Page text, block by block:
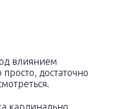
влиянием
достаточно
кардинально